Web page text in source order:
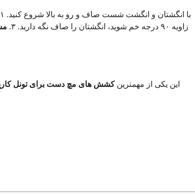
با انگشتان و انگشت شست صاف و رو به بالا شروع کنید. ۱.
زاویه ۹۰ درجه خم شوید، انگشتان را صاف نگه دارید. ۳.
این یکی از مهمترینکشش های مچ دست برای تونل